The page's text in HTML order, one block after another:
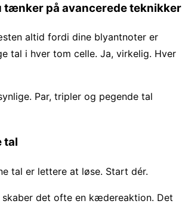
tænker på avancerede teknikker
altid fordi dine blyantnoter er
tal i hver tom celle. Ja, virkelig. Hver
Par, tripler og pegende tal
tal
tal er lettere at løse. Start dér.
det ofte en kædereaktion. Det